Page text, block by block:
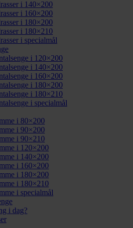
i 140×200
i 160×200
i 180×200
i 180×210
i specialmål
i 120×200
i 140×200
i 160×200
i 180×200
i 180×210
i specialmål
i 80×200
i 90×200
i 90×210
i 120×200
i 140×200
i 160×200
i 180×200
i 180×210
i specialmål
i dag?